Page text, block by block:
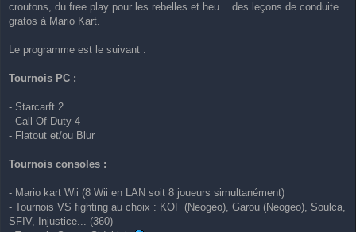
croutons, du free play pour les rebelles et heu... des leçons de conduite
gratos à Mario Kart.
Le programme est le suivant :
Tournois PC :
- Starcarft 2
- Call Of Duty 4
- Flatout et/ou Blur
Tournois consoles :
- Mario kart Wii (8 Wii en LAN soit 8 joueurs simultanément)
- Tournois VS fighting au choix : KOF (Neogeo), Garou (Neogeo), Soulca,
SFIV, Injustice... (360)